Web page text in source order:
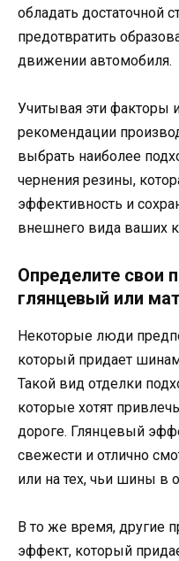
обладать достаточной
предотвратить
движении автомобиля.
Учитывая эти факторы
рекомендации
выбрать наиболее
чернения резины,
эффективность и
внешнего вида ваших
Определите свои
глянцевый или
Некоторые люди
который придает
Такой вид отделки
которые хотят
дороге. Глянцевый
свежести и отлично
или на тех, чьи шины в
В то же время, другие
эффект, который